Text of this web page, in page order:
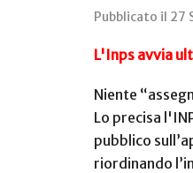
Pubblicato il 27
L'Inps avvia
Niente
Lo precisa
pubblico
riordinando